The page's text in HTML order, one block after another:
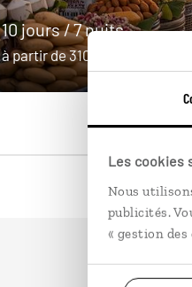
Les cookies
Nous
publicités.
« gestion des
10 jours / 7 nuits
à partir de 3100€